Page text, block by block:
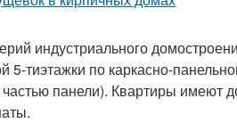
индустриального
5-тиэтажки по каркасно-
панели). Квартиры имеют